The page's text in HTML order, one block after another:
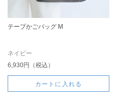
テープかごバッグ M
ネイビー
6,930円（税込）
カートに入れる